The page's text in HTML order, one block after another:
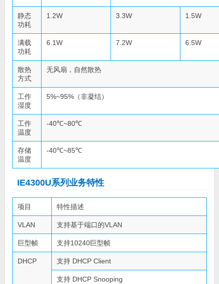
静态
功耗
1.2W 3.3W 1.5W
满载
功耗
6.1W 7.2W 6.5W
散热
方式
无风扇，自然散热
工作
湿度
5%~95%（非凝结）
工作
温度
-40℃~80℃
存储
温度
-40℃~85℃
IE4300U系列业务特性
项目 特性描述
VLAN 支持基于端口的VLAN
巨型帧 支持10240巨型帧
DHCP 支持 DHCP Client
支持 DHCP Snooping